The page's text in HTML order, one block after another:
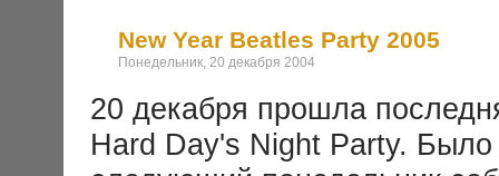
New Year Beatles Party 2005
Понедельник, 20 декабря 2004
20 декабря прошла
Hard Day's Night Party. Было